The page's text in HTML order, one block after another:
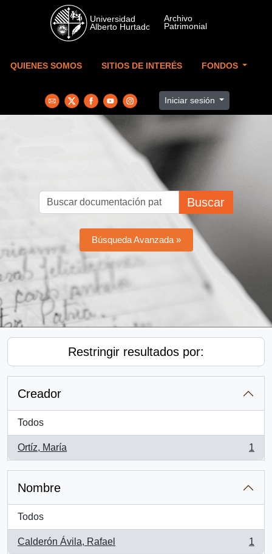
Skip to main content
QUIENES SOMOS SITIOS DE INTERÉS FONDOS
Iniciar sesión
Buscar
Búsqueda Avanzada »
Restringir resultados por:
Creador
Todos
Ortíz, María
, 1 resultados
1
Nombre
Todos
Calderón Ávila, Rafael
, 1 resultados
1